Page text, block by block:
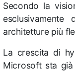
Secondo la
esclusivamente
architetture più
La crescita di
Microsoftsta già